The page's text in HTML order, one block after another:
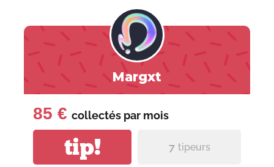
Margxt
85 € collectés par mois
tip! 7 tipeurs